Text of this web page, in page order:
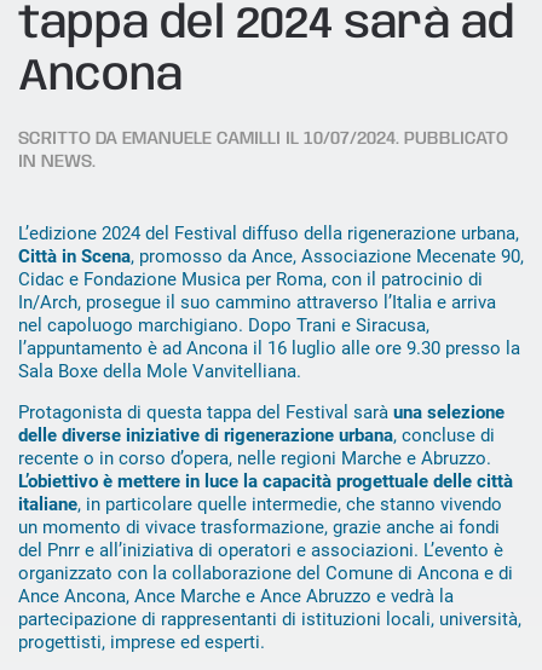
tappa del 2024 sarà ad
Ancona
SCRITTO DA EMANUELE CAMILLI IL 10/07/2024. PUBBLICATO
IN NEWS.
L’edizione 2024 del Festival diffuso della rigenerazione urbana,
Città in Scena, promosso da Ance, Associazione Mecenate 90,
Cidac e Fondazione Musica per Roma, con il patrocinio di
In/Arch, prosegue il suo cammino attraverso l’Italia e arriva
nel capoluogo marchigiano. Dopo Trani e Siracusa,
l’appuntamento è ad Ancona il 16 luglio alle ore 9.30 presso la
Sala Boxe della Mole Vanvitelliana.
Protagonista di questa tappa del Festival sarà una selezione
delle diverse iniziative di rigenerazione urbana, concluse di
recente o in corso d’opera, nelle regioni Marche e Abruzzo.
L’obiettivo è mettere in luce la capacità progettuale delle città
italiane, in particolare quelle intermedie, che stanno vivendo
un momento di vivace trasformazione, grazie anche ai fondi
del Pnrr e all’iniziativa di operatori e associazioni. L’evento è
organizzato con la collaborazione del Comune di Ancona e di
Ance Ancona, Ance Marche e Ance Abruzzo e vedrà la
partecipazione di rappresentanti di istituzioni locali, università,
progettisti, imprese ed esperti.